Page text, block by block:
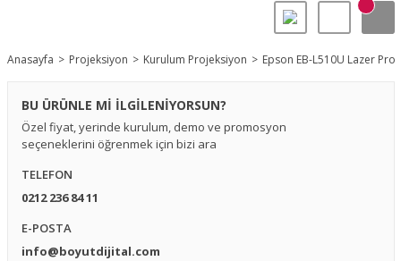
Anasayfa Projeksiyon Kurulum Projeksiyon Epson EB-L510U Lazer
BU ÜRÜNLE Mİ İLGİLENİYORSUN?
Özel fiyat, yerinde kurulum, demo ve promosyon
seçeneklerini öğrenmek için bizi ara
TELEFON
0212 236 84 11
E-POSTA
info@boyutdijital.com